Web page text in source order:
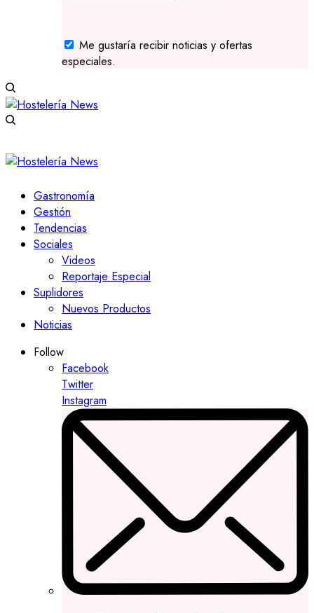
Me gustaría recibir noticias y ofertas
especiales.
Gastronomía
Gestión
Tendencias
Sociales
Videos
Reportaje Especial
Suplidores
Nuevos Productos
Noticias
Follow
Facebook
Twitter
Instagram